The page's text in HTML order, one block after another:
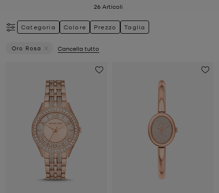
26 Articoli
Categoria Colore Prezzo Taglia
Oro Rosa
Cancella tutto